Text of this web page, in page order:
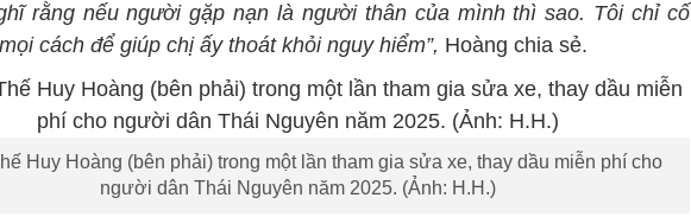
rằng nếu người gặp nạn là người thân của mình thì sao. Tôi chỉ cố
cách để giúp chị ấy thoát khỏi nguy hiểm”, Hoàng chia sẻ.
Huy Hoàng (bên phải) trong một lần tham gia sửa xe, thay dầu miễn phí cho
người dân Thái Nguyên năm 2025. (Ảnh: H.H.)